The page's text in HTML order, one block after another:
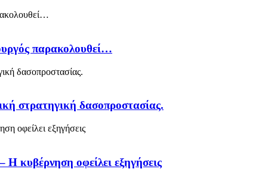
παρακολουθεί…
στρατηγική δασοπροστασίας.
Η κυβέρνηση οφείλει εξηγήσεις